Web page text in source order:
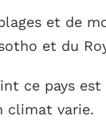
et de
et du
ce pays
climat varie.